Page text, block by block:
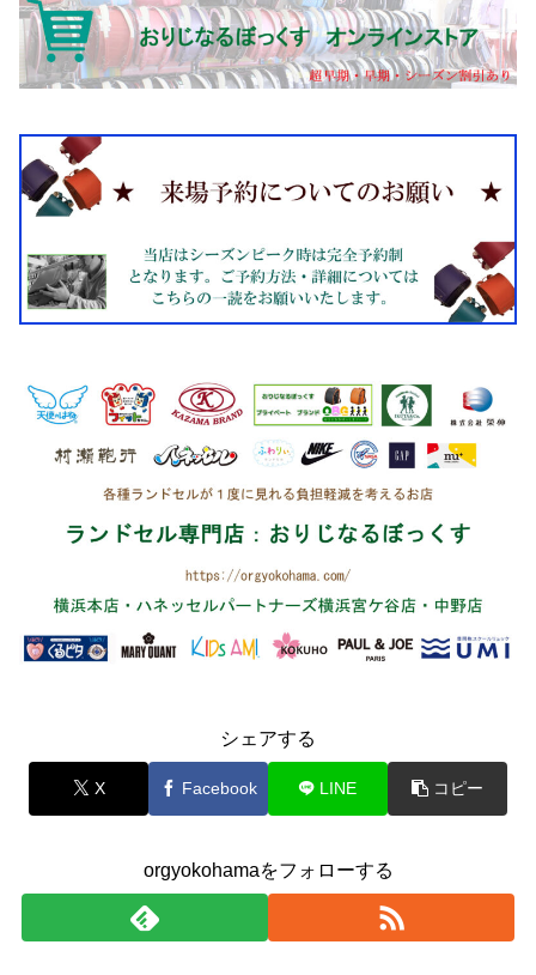
シェアする
X Facebook LINE コピー
orgyokohamaをフォローする